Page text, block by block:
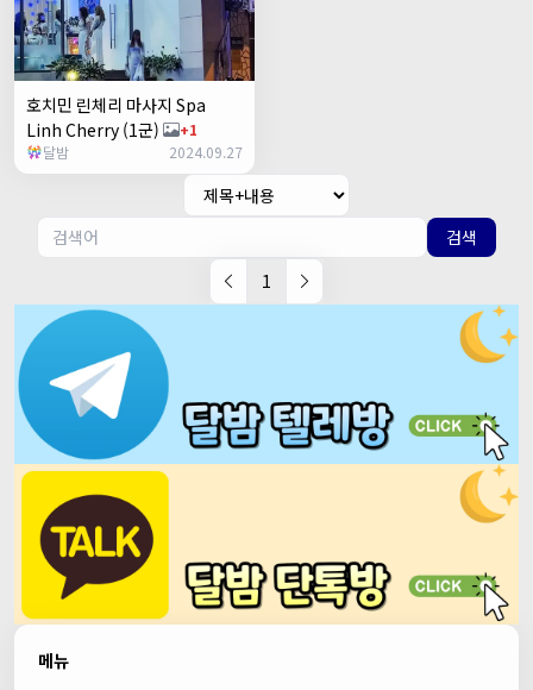
호치민 린체리 마사지 Spa
Linh Cherry (1군)
+1
달밤
2024.09.27
검색
1
메뉴